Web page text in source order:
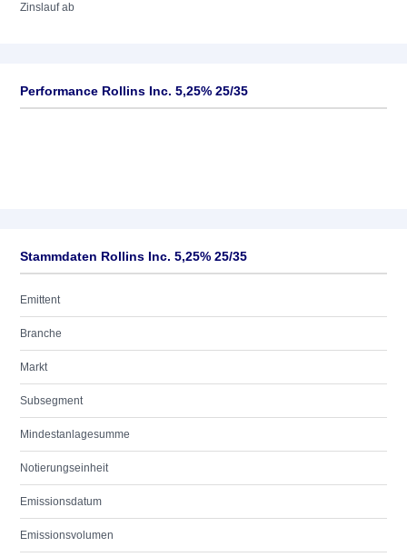
Zinslauf ab
Performance Rollins Inc. 5,25% 25/35
Stammdaten Rollins Inc. 5,25% 25/35
Emittent
Branche
Markt
Subsegment
Mindestanlagesumme
Notierungseinheit
Emissionsdatum
Emissionsvolumen